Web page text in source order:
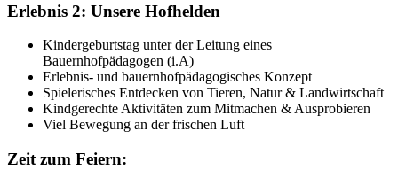
Erlebnis 2: Unsere Hofhelden
Kindergeburtstag unter der Leitung eines
Bauernhofpädagogen (i.A)
Erlebnis- und bauernhofpädagogisches Konzept
Spielerisches Entdecken von Tieren, Natur & Landwirtschaft
Kindgerechte Aktivitäten zum Mitmachen & Ausprobieren
Viel Bewegung an der frischen Luft
Zeit zum Feiern: